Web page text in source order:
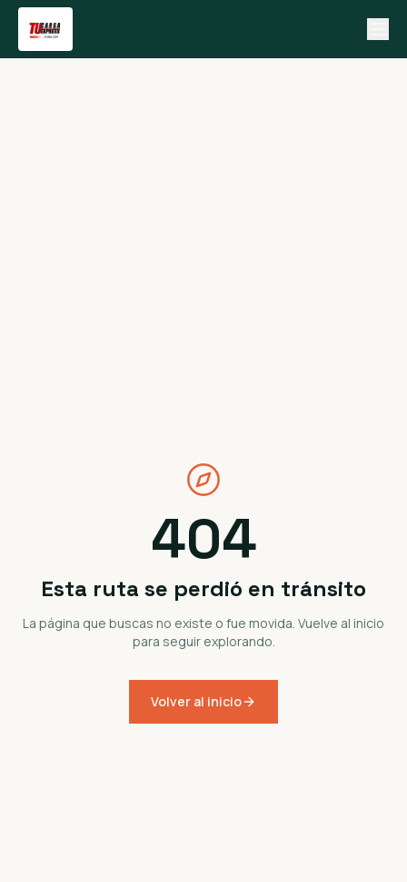
404
Esta ruta se perdió en tránsito
La página que buscas no existe o fue movida. Vuelve al inicio
para seguir explorando.
Volver al inicio